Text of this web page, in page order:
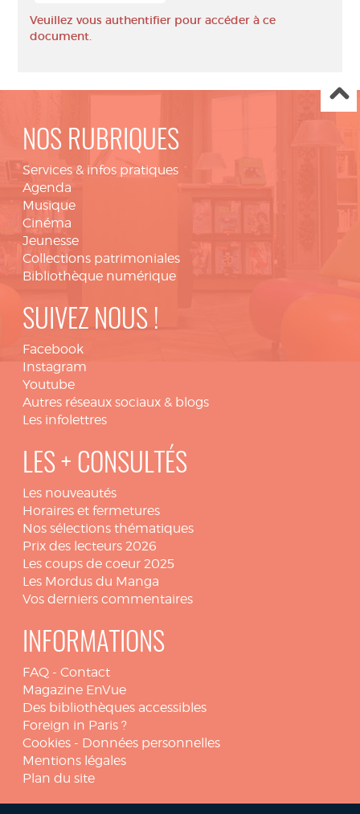
Veuillez vous authentifier pour accéder à ce
document.
NOS RUBRIQUES
Services & infos pratiques
Agenda
Musique
Cinéma
Jeunesse
Collections patrimoniales
Bibliothèque numérique
SUIVEZ NOUS !
Facebook
Instagram
Youtube
Autres réseaux sociaux & blogs
Les infolettres
LES + CONSULTÉS
Les nouveautés
Horaires et fermetures
Nos sélections thématiques
Prix des lecteurs 2026
Les coups de coeur 2025
Les Mordus du Manga
Vos derniers commentaires
INFORMATIONS
FAQ - Contact
Magazine EnVue
Des bibliothèques accessibles
Foreign in Paris ?
Cookies - Données personnelles
Mentions légales
Plan du site